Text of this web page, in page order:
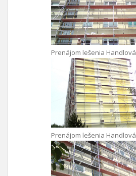
Prenájom lešenia Handlová
Prenájom lešenia Handlová